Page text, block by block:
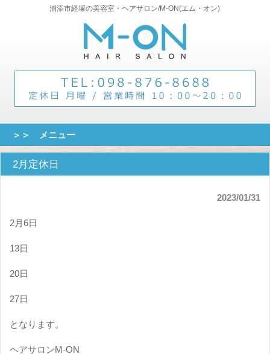
浦添市経塚の美容室・ヘアサロン/M-ON(エム・オン)
＞＞ メニュー
2月定休日
2023/01/31
2月6日
13日
20日
27日
となります。
ヘアサロンM-ON